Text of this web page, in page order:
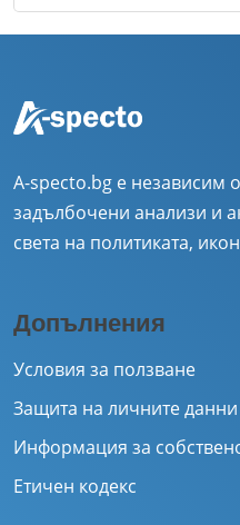
A-specto.bg е независим
задълбочени анализи и
света на политиката,
Допълнения
Условия за ползване
Защита на личните данни
Информация за
Етичен кодекс